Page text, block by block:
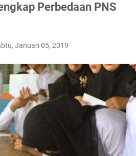
Perbedaan PNS
Januari 05, 2019